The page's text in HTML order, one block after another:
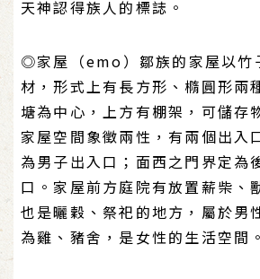
天神認得族人的標誌。
◎家屋（emo）鄒族的家屋以竹
材，形式上有長方形、橢圓形兩
塘為中心，上方有棚架，可儲存
家屋空間象徵兩性，有兩個出入
為男子出入口；面西之門界定為
口。家屋前方庭院有放置薪柴、
也是曬穀、祭祀的地方，屬於男
為雞、豬舍，是女性的生活空間。